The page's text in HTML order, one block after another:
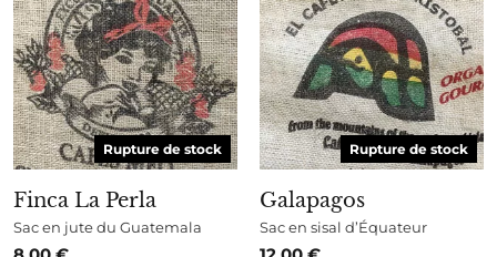
Rupture de stock
Finca La Perla
Sac en jute du Guatemala
Rupture de stock
Galapagos
Sac en sisal d’Équateur